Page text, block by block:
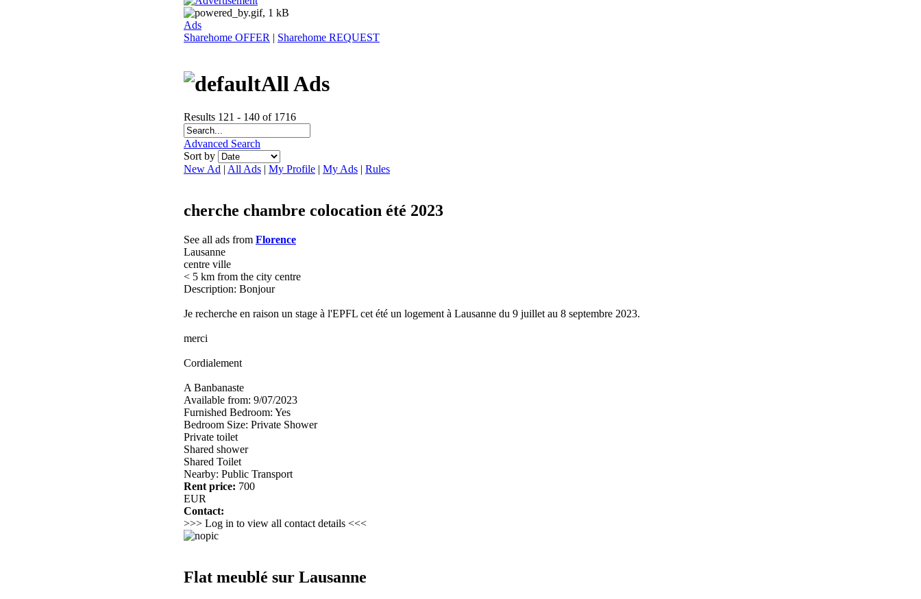
Ads
Sharehome OFFER | Sharehome REQUEST
All Ads
Results 121 - 140 of 1716
Advanced Search
Sort by
New Ad | All Ads | My Profile | My Ads | Rules
cherche chambre colocation été 2023
See all ads from Florence
Lausanne
centre ville
< 5 km from the city centre
Description: Bonjour
Je recherche en raison un stage à l'EPFL cet été un logement à Lausanne du 9 juillet au 8 septembre 2023.
merci
Cordialement
A Banbanaste
Available from: 9/07/2023
Furnished Bedroom: Yes
Bedroom Size: Private Shower
Private toilet
Shared shower
Shared Toilet
Nearby: Public Transport
Rent price: 700
EUR
Contact:
>>> Log in to view all contact details <<<
Flat meublé sur Lausanne